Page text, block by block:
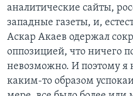
аналитические сайты,
западные газеты, и,
Аскар Акаев одержал
оппозицией, что ничего
невозможно. И поэтому я
каким-то образом